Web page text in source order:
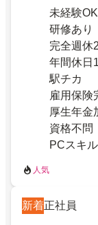
未経験OK
研修あり
完全週休
年間休日
駅チカ
雇用保険
厚生年金
資格不問
PCスキ
人気
新着正社員